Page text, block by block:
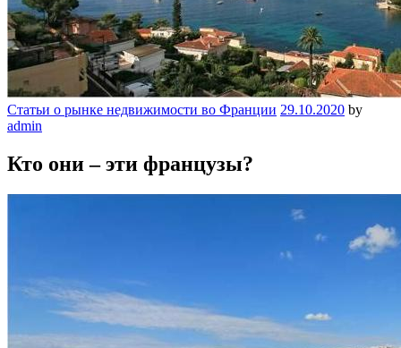
Статьи о рынке недвижимости во Франции 29.10.2020 by
admin
Кто они – эти французы?